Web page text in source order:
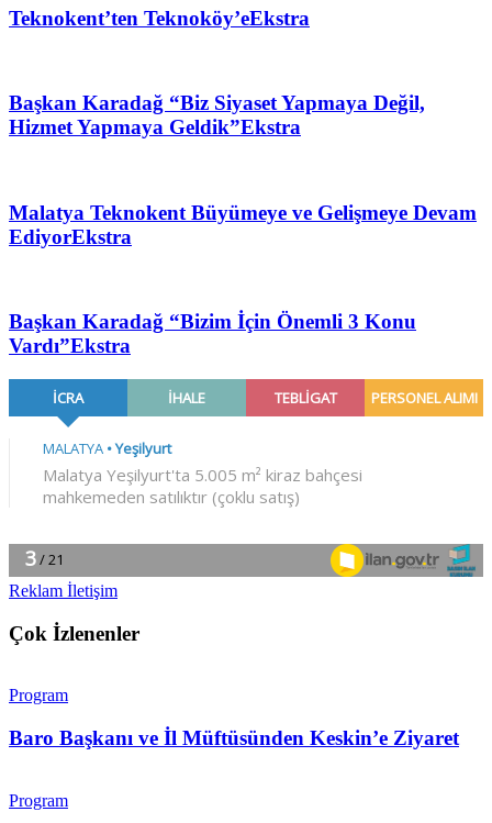
Teknokent’ten Teknoköy’eEkstra
Başkan Karadağ “Biz Siyaset Yapmaya Değil,
Hizmet Yapmaya Geldik”Ekstra
Malatya Teknokent Büyümeye ve Gelişmeye Devam
EdiyorEkstra
Başkan Karadağ “Bizim İçin Önemli 3 Konu
Vardı”Ekstra
Reklam İletişim
Çok İzlenenler
Program
Baro Başkanı ve İl Müftüsünden Keskin’e Ziyaret
Program